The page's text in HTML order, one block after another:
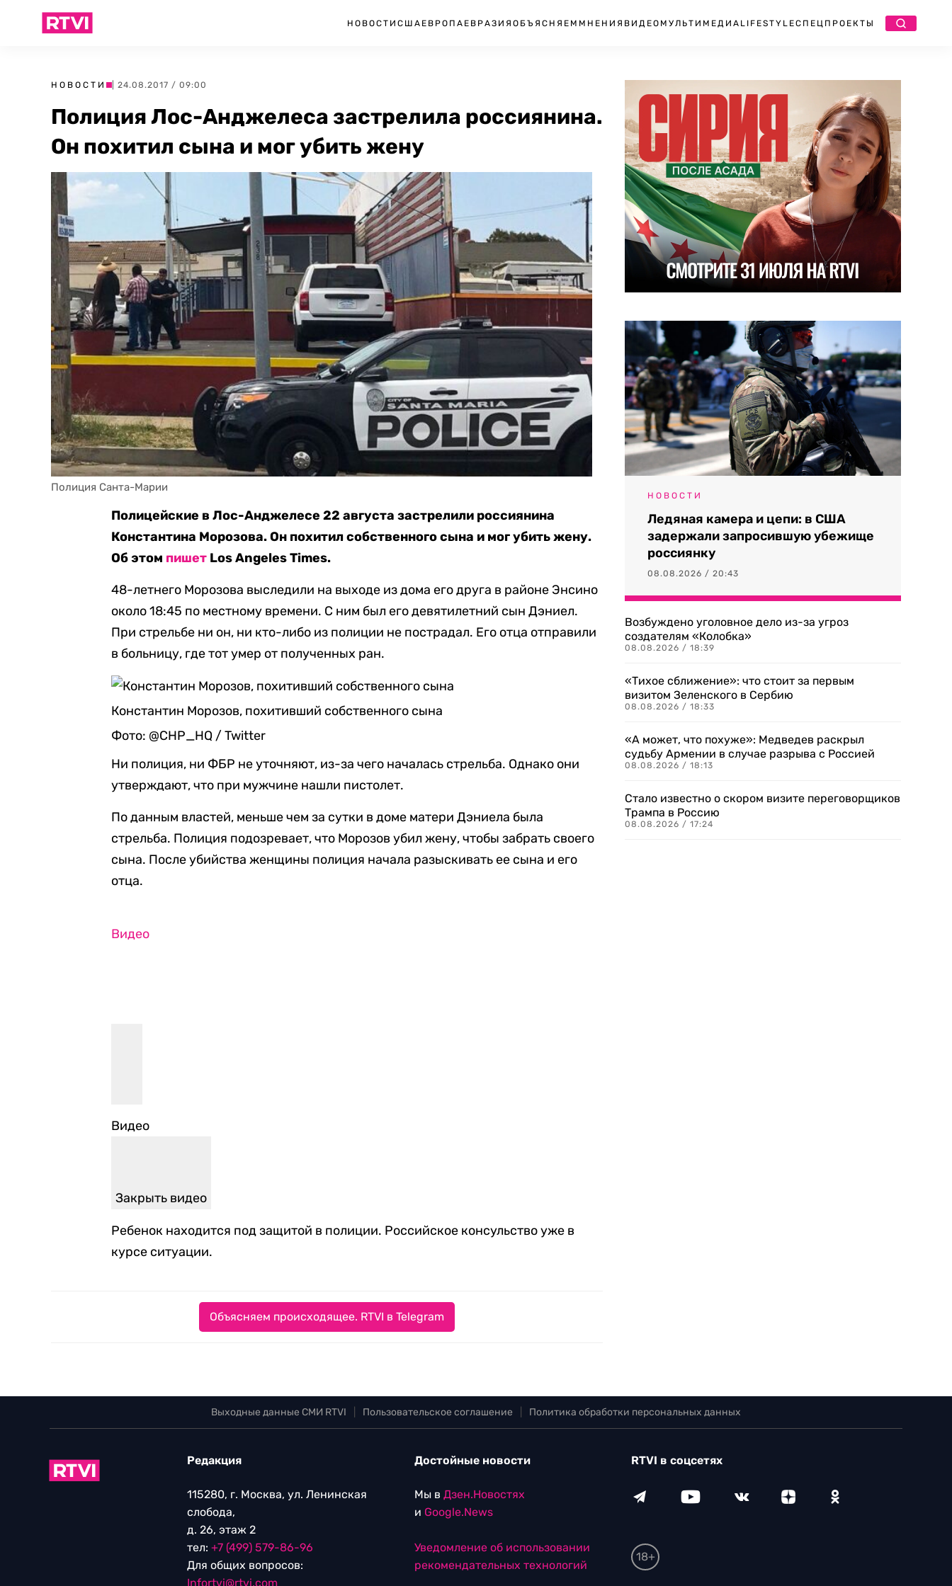
НОВОСТИ США ЕВРОПА ЕВРАЗИЯ ОБЪЯСНЯЕМ МНЕНИЯ ВИДЕО МУЛЬТИМЕДИА LIFESTYLEСПЕЦПРОЕКТЫ
НОВОСТИ | 24.08.2017 / 09:00
Полиция Лос-Анджелеса застрелила россиянина.
Он похитил сына и мог убить жену
Полиция Санта-Марии
Полицейские в Лос-Анджелесе 22 августа застрелили россиянина
Константина Морозова. Он похитил собственного сына и мог убить жену.
Об этом пишет Los Angeles Times.
48-летнего Морозова выследили на выходе из дома его друга в районе Энсино
около 18:45 по местному времени. С ним был его девятилетний сын Дэниел.
При стрельбе ни он, ни кто-либо из полиции не пострадал. Его отца отправили
в больницу, где тот умер от полученных ран.
Константин Морозов, похитивший собственного сына
Фото: @CHP_HQ / Twitter
Ни полиция, ни ФБР не уточняют, из-за чего началась стрельба. Однако они
утверждают, что при мужчине нашли пистолет.
По данным властей, меньше чем за сутки в доме матери Дэниела была
стрельба. Полиция подозревает, что Морозов убил жену, чтобы забрать своего
сына. После убийства женщины полиция начала разыскивать ее сына и его
отца.
Видео
Видео
Закрыть видео
Ребенок находится под защитой в полиции. Российское консульство уже в
курсе ситуации.
Объясняем происходящее. RTVI в Telegram
НОВОСТИ
Ледяная камера и цепи: в США
задержали запросившую убежище
россиянку
08.08.2026 / 20:43
Возбуждено уголовное дело из-за угроз
создателям «Колобка»
08.08.2026 / 18:39
«Тихое сближение»: что стоит за первым
визитом Зеленского в Сербию
08.08.2026 / 18:33
«А может, что похуже»: Медведев раскрыл
судьбу Армении в случае разрыва с Россией
08.08.2026 / 18:13
Стало известно о скором визите переговорщиков
Трампа в Россию
08.08.2026 / 17:24
Выходные данные СМИ RTVI Пользовательское соглашение Политика обработки персональных данных
Редакция
115280, г. Москва, ул. Ленинская
слобода,
д. 26, этаж 2
тел: +7 (499) 579-86-96
Для общих вопросов:
Infortvi@rtvi.com
Достойные новости
Мы в Дзен.Новостях
и Google.News
Уведомление об использовании
рекомендательных технологий
RTVI в соцсетях
18+